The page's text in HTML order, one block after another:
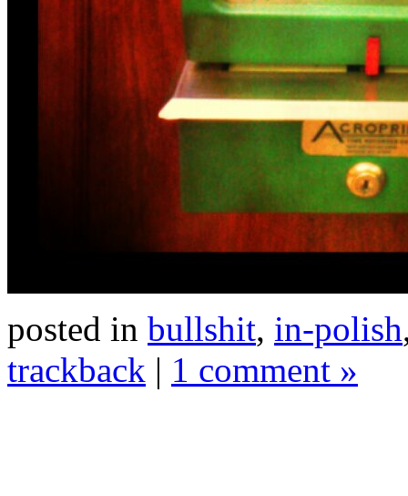
posted in bullshit, in-polish
trackback | 1 comment »